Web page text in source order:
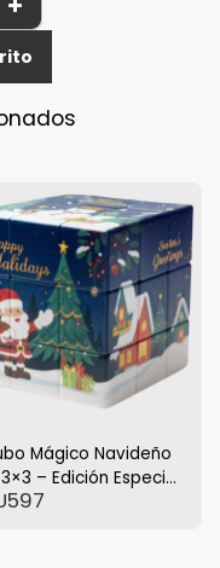
Mágico Navideño
– Edición Especial
597